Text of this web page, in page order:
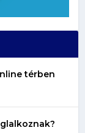
térben